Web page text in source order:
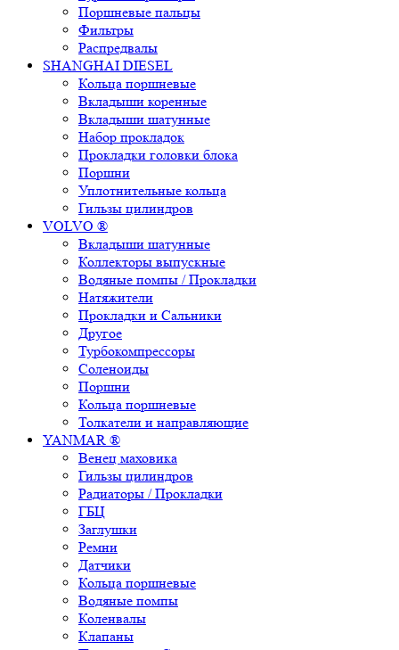
Поршневые пальцы
Фильтры
Распредвалы
SHANGHAI DIESEL
Кольца поршневые
Вкладыши коренные
Вкладыши шатунные
Набор прокладок
Прокладки головки блока
Поршни
Уплотнительные кольца
Гильзы цилиндров
VOLVO ®
Вкладыши шатунные
Коллекторы выпускные
Водяные помпы / Прокладки
Натяжители
Прокладки и Сальники
Другое
Турбокомпрессоры
Соленоиды
Поршни
Кольца поршневые
Толкатели и направляющие
YANMAR ®
Венец маховика
Гильзы цилиндров
Радиаторы / Прокладки
ГБЦ
Заглушки
Ремни
Датчики
Кольца поршневые
Водяные помпы
Коленвалы
Клапаны